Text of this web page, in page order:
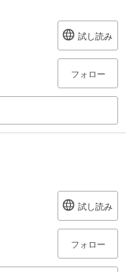
試し読み
フォロー
試し読み
フォロー